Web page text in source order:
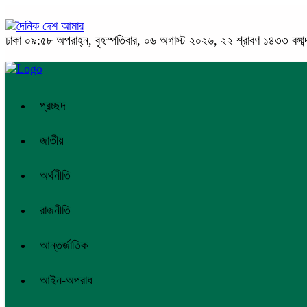
ঢাকা ০৯:৫৮ অপরাহ্ন, বৃহস্পতিবার, ০৬ অগাস্ট ২০২৬, ২২ শ্রাবণ ১৪৩৩
প্রচ্ছদ
জাতীয়
অর্থনীতি
রাজনীতি
আন্তর্জাতিক
আইন-অপরাধ